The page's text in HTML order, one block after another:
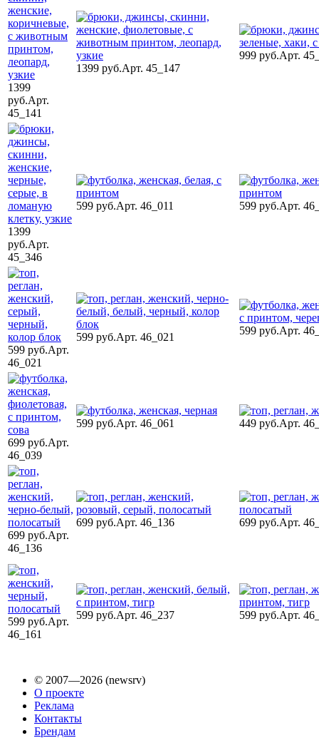
1399
руб.Арт.
45_141
1399 руб.Арт. 45_147
999 руб.Арт.
1399
руб.Арт.
45_346
599 руб.Арт. 46_011 599 руб.Арт.
599 руб.Арт.
46_021
599 руб.Арт. 46_021
599 руб.Арт.
699 руб.Арт.
46_039
599 руб.Арт. 46_061 449 руб.Арт.
699 руб.Арт.
46_136
699 руб.Арт. 46_136 699 руб.Арт.
599 руб.Арт.
46_161
599 руб.Арт. 46_237 599 руб.Арт.
© 2007—2026 (newsrv)
О проекте
Реклама
Контакты
Брендам